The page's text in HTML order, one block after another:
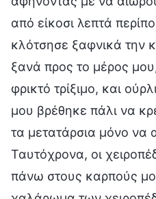
από είκοσι λεπτά
κλότσησε ξαφνικά την
ξανά προς το μέρος
φρικτό τρίξιμο, και
μου βρέθηκε πάλι να
τα μετατάρσια μόνο να
Ταυτόχρονα, οι
πάνω στους καρπούς